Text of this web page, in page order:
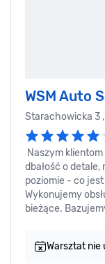
WSM Auto
Starachowicka 3
Naszym
dbałość o detale,
poziomie - co
Wykonujemy
bieżące.
Warsztat nie